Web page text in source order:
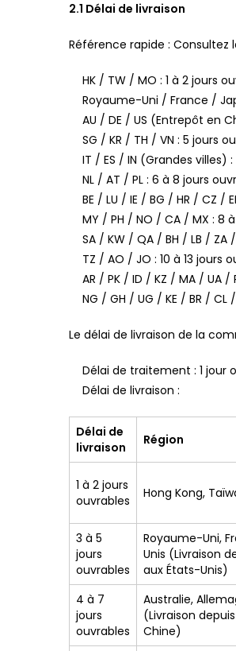
2.1 Délai de livraison
Référence rapide :
HK / TW / MO : 1 à 2 jours
Royaume-Uni / France /
AU / DE / US (Entrepôt en
SG / KR / TH / VN : 5 jours
IT / ES / IN (Grandes villes)
NL / AT / PL : 6 à 8 jours
BE / LU / IE / BG / HR / CZ /
MY / PH / NO / CA / MX : 8
SA / KW / QA / BH / LB / ZA
TZ / AO / JO : 10 à 13 jours
AR / PK / ID / KZ / MA / UA /
NG / GH / UG / KE / BR / CL
Le délai de livraison de la
Délai de traitement : 1 jour
Délai de livraison :
Délai de
livraison
Région
1 à 2 jours
ouvrables
Hong Kong,
3 à 5
jours
ouvrables
Royaume-Uni,
Unis (Livraison
aux États-Unis)
4 à 7
jours
ouvrables
Australie,
(Livraison
Chine)